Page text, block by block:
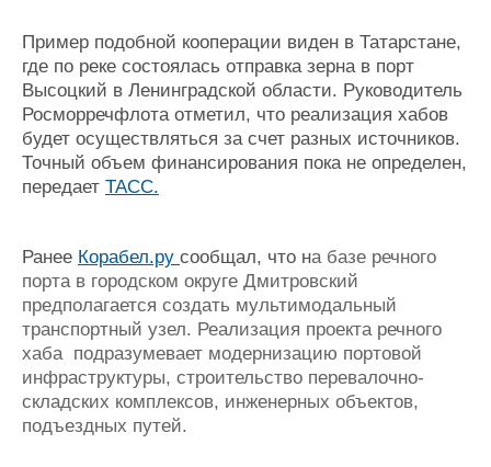
Пример подобной кооперации виден в Татарстане,
где по реке состоялась отправка зерна в порт
Высоцкий в Ленинградской области. Руководитель
Росморречфлота отметил, что реализация хабов
будет осуществляться за счет разных источников.
Точный объем финансирования пока не определен,
передает ТАСС.
Ранее Корабел.ру сообщал, что на базе речного
порта в городском округе Дмитровский
предполагается создать мультимодальный
транспортный узел. Реализация проекта речного
хаба подразумевает модернизацию портовой
инфраструктуры, строительство перевалочно-
складских комплексов, инженерных объектов,
подъездных путей.